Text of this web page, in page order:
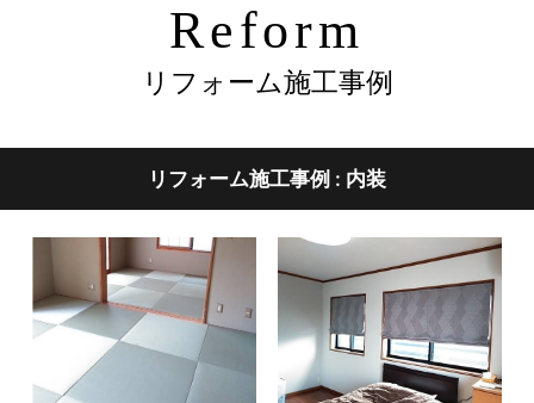
リフォーム施工事例
Reform
リフォーム施工事例 : 内装